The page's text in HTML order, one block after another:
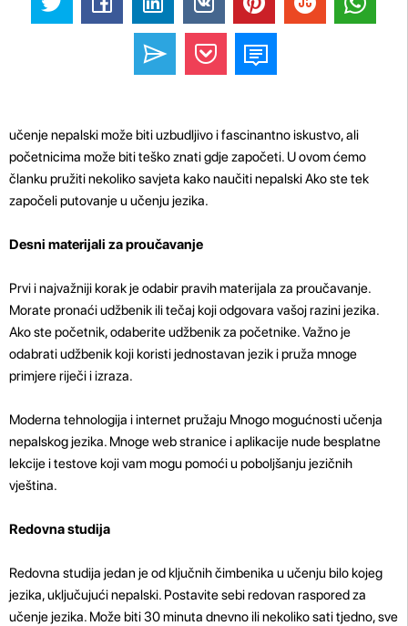
učenje nepalski može biti uzbudljivo i fascinantno iskustvo, ali
početnicima može biti teško znati gdje započeti. U ovom ćemo
članku pružiti nekoliko savjeta kako naučiti nepalski Ako ste tek
započeli putovanje u učenju jezika.
Desni materijali za proučavanje
Prvi i najvažniji korak je odabir pravih materijala za proučavanje.
Morate pronaći udžbenik ili tečaj koji odgovara vašoj razini jezika.
Ako ste početnik, odaberite udžbenik za početnike. Važno je
odabrati udžbenik koji koristi jednostavan jezik i pruža mnoge
primjere riječi i izraza.
Moderna tehnologija i internet pružaju Mnogo mogućnosti učenja
nepalskog jezika. Mnoge web stranice i aplikacije nude besplatne
lekcije i testove koji vam mogu pomoći u poboljšanju jezičnih
vještina.
Redovna studija
Redovna studija jedan je od ključnih čimbenika u učenju bilo kojeg
jezika, uključujući nepalski. Postavite sebi redovan raspored za
učenje jezika. Može biti 30 minuta dnevno ili nekoliko sati tjedno, sve